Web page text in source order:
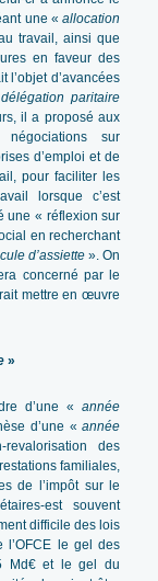
une «allocation
travail, ainsi que
en faveur des
d’avancées
délégation paritaire
il a proposé aux
sur
d’emploi et de
pour faciliter les
lorsque c’est
une « réflexion sur
en recherchant
d’assiette». On
concerné par le
mettre en œuvre
»
d’une «année
d’une «année
des
familiales,
de l’impôt sur le
est souvent
difficile des lois
l’OFCE le gel des
Md€ et le gel du